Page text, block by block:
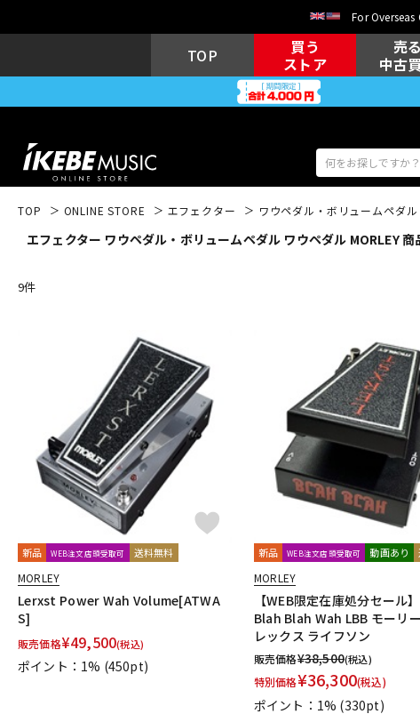
For
TOP
買う
ストア
売る
中古
アコギ/エレ
キーボード 電子ピアノ
DJ機器 DTM
中古 ヴィンテージ
TOP ONLINE STORE エフェクター ワウペダル・ボリュームペダル
エフェクター ワウペダル・ボリュームペダル ワウペダル MORLEY 商
9件
新品 WEB注文店頭受取可 送料無料
MORLEY
Lerxst Power Wah Volume[ATWA
S]
販売価格¥49,500(税込)
ポイント：1% (450pt)
新品 WEB注文店頭受取可 動画あり
MORLEY
【WEB限定在庫処分セール
Blah Blah Wah LBB モーリ
レックス ライフソン
販売価格¥38,500(税込)
特別価格¥36,300(税込)
ポイント：1% (330pt)